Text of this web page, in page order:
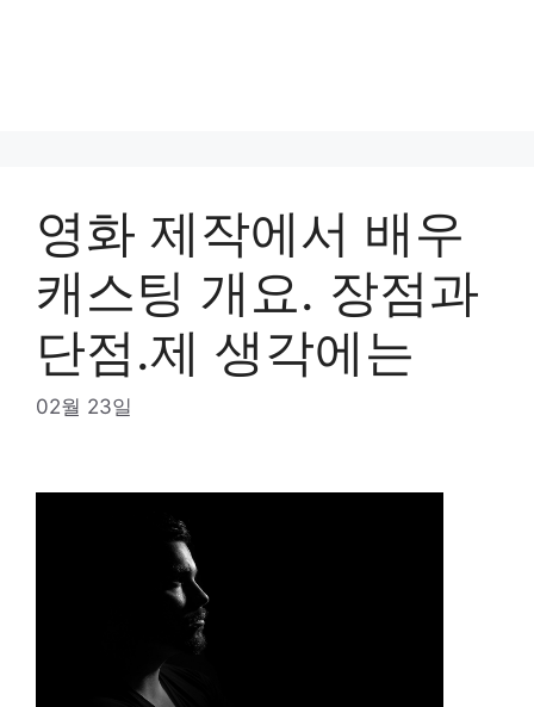
영화 제작에서 배우
캐스팅 개요. 장점과
단점.제 생각에는
02월 23일